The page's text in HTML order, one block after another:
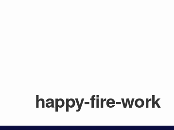
happy-fire-work